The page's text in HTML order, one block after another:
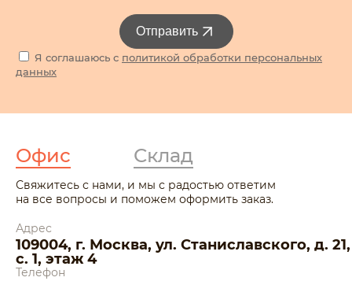
Я соглашаюсь с политикой обработки персональных
данных
Отправить
Офис Склад
Свяжитесь с нами, и мы с радостью ответим
на все вопросы и поможем оформить заказ.
Адрес
109004, г. Москва, ул. Станиславского, д. 21,
с. 1, этаж 4
Телефон